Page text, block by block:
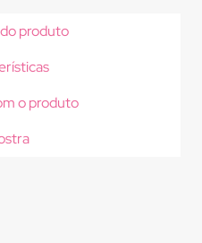
produto
o produto